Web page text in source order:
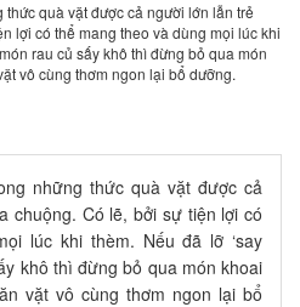
quà vặt được cả người lớn lẫn trẻ
lợi có thể mang theo và dùng mọi lúc khi
rau củ sấy khô thì đừng bỏ qua món
vô cùng thơm ngon lại bổ dưỡng.
những thức quà vặt được cả
chuộng. Có lẽ, bởi sự tiện lợi có
lúc khi thèm. Nếu đã lỡ ‘say
khô thì đừng bỏ qua món khoai
vặt vô cùng thơm ngon lại bổ